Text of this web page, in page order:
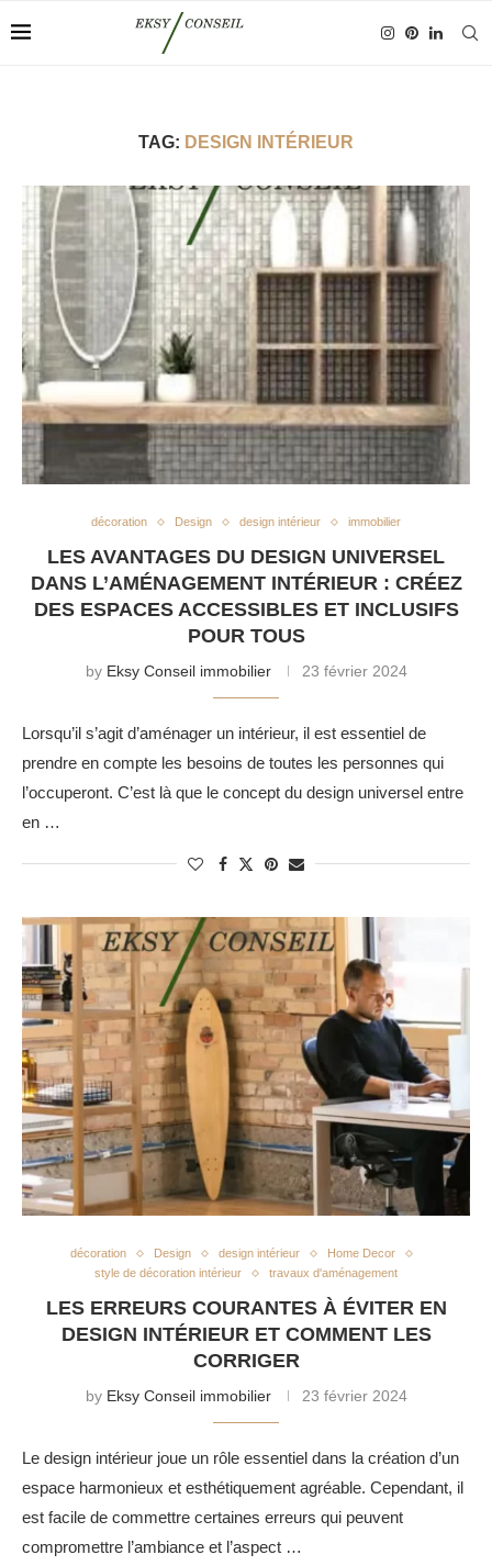
TAG: DESIGN INTÉRIEUR
décoration Design design intérieur immobilier
LES AVANTAGES DU DESIGN UNIVERSEL
DANS L’AMÉNAGEMENT INTÉRIEUR : CRÉEZ
DES ESPACES ACCESSIBLES ET INCLUSIFS
POUR TOUS
by Eksy Conseil immobilier 23 février 2024
Lorsqu’il s’agit d’aménager un intérieur, il est essentiel de
prendre en compte les besoins de toutes les personnes qui
l’occuperont. C’est là que le concept du design universel entre
en …
décoration Design design intérieur
Home Decor
style de décoration intérieur
travaux d'aménagement
LES ERREURS COURANTES À ÉVITER EN
DESIGN INTÉRIEUR ET COMMENT LES
CORRIGER
by Eksy Conseil immobilier 23 février 2024
Le design intérieur joue un rôle essentiel dans la création d’un
espace harmonieux et esthétiquement agréable. Cependant, il
est facile de commettre certaines erreurs qui peuvent
compromettre l’ambiance et l’aspect …